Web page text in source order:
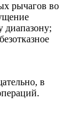
рычагов во
диапазону;
в